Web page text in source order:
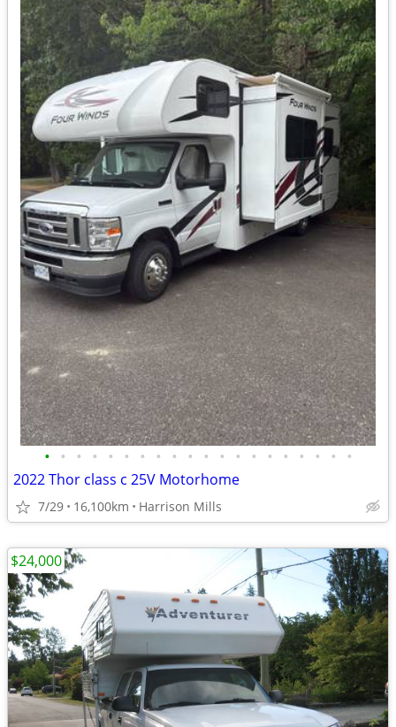
• • • • • • • • • • • • • • • • • • • •
2022 Thor class c 25V Motorhome
7/29 16,100km Harrison Mills
$24,000